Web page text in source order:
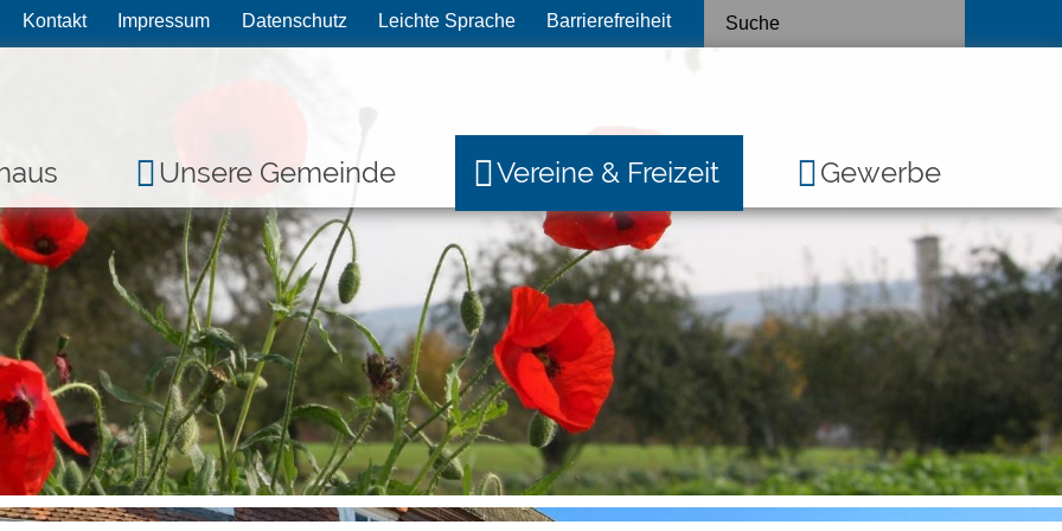
Kontakt Impressum Datenschutz Leichte Sprache Barrierefreiheit
Unsere Gemeinde Vereine & Freizeit Gewerbe